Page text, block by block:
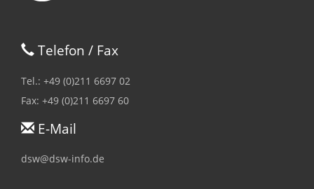
Telefon / Fax
Tel.: +49 (0)211 6697 02
Fax: +49 (0)211 6697 60
E-Mail
dsw@dsw-info.de